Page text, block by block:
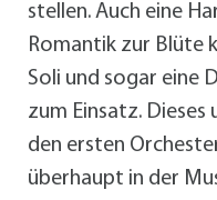
stellen. Auch eine
Romantik zur Blüte
Soli und sogar eine
zum Einsatz.
den ersten
überhaupt in der